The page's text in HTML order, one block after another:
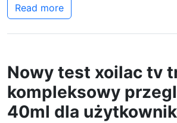
Read more
Nowy test xoilac tv
kompleksowy
40ml dla